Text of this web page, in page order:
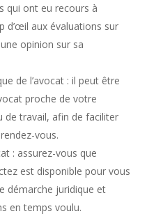
qui ont eu recours à
d’œil aux évaluations sur
opinion sur sa
de l’avocat : il peut être
proche de votre
de travail, afin de faciliter
vous.
: assurez-vous que
est disponible pour vous
démarche juridique et
en temps voulu.